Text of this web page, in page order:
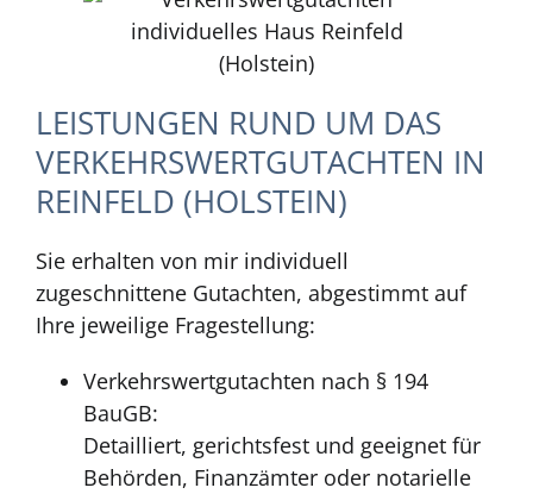
LEISTUNGEN RUND UM DAS
VERKEHRSWERTGUTACHTEN IN
REINFELD (HOLSTEIN)
Sie erhalten von mir individuell
zugeschnittene Gutachten, abgestimmt auf
Ihre jeweilige Fragestellung:
Verkehrswertgutachten nach § 194
BauGB:
Detailliert, gerichtsfest und geeignet für
Behörden, Finanzämter oder notarielle